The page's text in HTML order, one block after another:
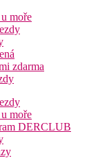
moře
zdarma
moře
DERCLUB